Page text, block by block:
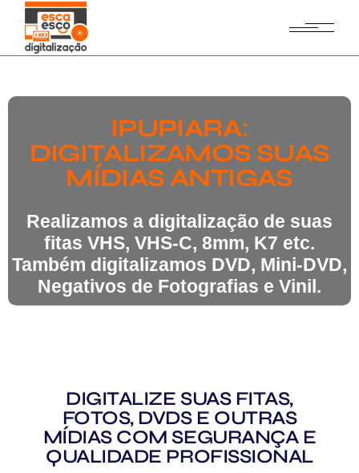
IPUPIARA:
DIGITALIZAMOS SUAS
MÍDIAS ANTIGAS
Realizamos a digitalização de suas
fitas VHS, VHS-C, 8mm, K7 etc.
Também digitalizamos DVD, Mini-DVD,
Negativos de Fotografias e Vinil.
DIGITALIZE SUAS FITAS,
FOTOS, DVDS E OUTRAS
MÍDIAS COM SEGURANÇA E
QUALIDADE PROFISSIONAL